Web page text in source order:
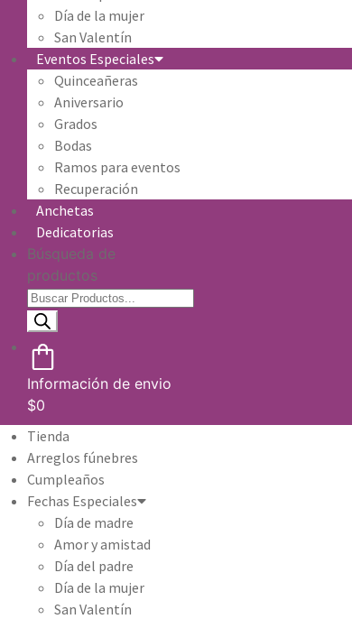
Día de la mujer
San Valentín
Eventos Especiales
Quinceañeras
Aniversario
Grados
Bodas
Ramos para eventos
Recuperación
Anchetas
Dedicatorias
Búsqueda de
productos
Información de envio
$0
Tienda
Arreglos fúnebres
Cumpleaños
Fechas Especiales
Día de madre
Amor y amistad
Día del padre
Día de la mujer
San Valentín